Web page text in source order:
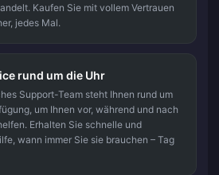
Kaufen Sie mit vollem Vertrauen
jedes Mal.
rund um die Uhr
Support-Team steht Ihnen rund um
um Ihnen vor, während und nach
Erhalten Sie schnelle und
wann immer Sie sie brauchen – Tag